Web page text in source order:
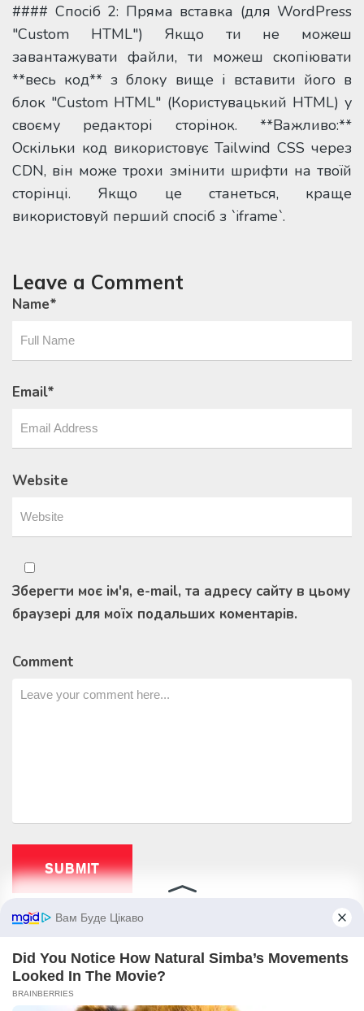
#### Спосіб 2: Пряма вставка (для WordPress
"Custom HTML") Якщо ти не можеш
завантажувати файли, ти можеш скопіювати
**весь код** з блоку вище і вставити його в
блок "Custom HTML" (Користувацький HTML) у
своєму редакторі сторінок. **Важливо:**
Оскільки код використовує Tailwind CSS через
CDN, він може трохи змінити шрифти на твоїй
сторінці. Якщо це станеться, краще
використовуй перший спосіб з `iframe`.
Leave a Comment
Name*
Email*
Website
Зберегти моє ім'я, e-mail, та адресу сайту в цьому
браузері для моїх подальших коментарів.
Comment